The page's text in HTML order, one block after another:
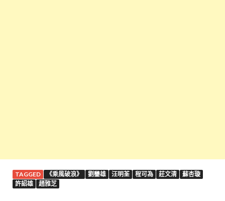
TAGGED 《乘風破浪》 劉鑾雄 汪明荃 程可為 莊文清
蘇杏璇
許詔雄
趙雅芝